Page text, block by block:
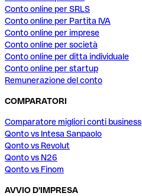
Conto online per SRLS
Conto online per Partita IVA
Conto online per imprese
Conto online per società
Conto online per ditta individuale
Conto online per startup
Remunerazione del conto
COMPARATORI
Comparatore migliori conti business
Qonto vs Intesa Sanpaolo
Qonto vs Revolut
Qonto vs N26
Qonto vs Finom
AVVIO D'IMPRESA